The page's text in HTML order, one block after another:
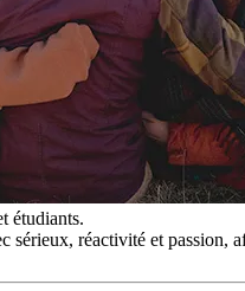
étudiants.
réactivité et passion,